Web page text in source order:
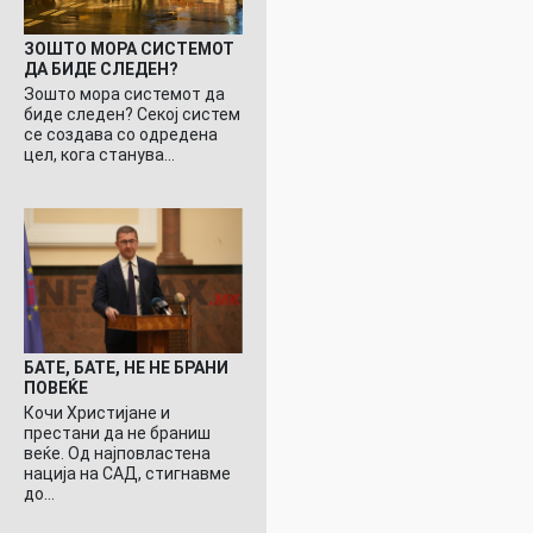
ЗОШТО МОРА СИСТЕМОТ
ДА БИДЕ СЛЕДЕН?
Зошто мора системот да
биде следен? Секој систем
се создава со одредена
цел, кога станува…
БАТЕ, БАТЕ, НЕ НЕ БРАНИ
ПОВЕЌЕ
Кочи Христијане и
престани да не браниш
веќе. Од најповластена
нација на САД, стигнавме
до…